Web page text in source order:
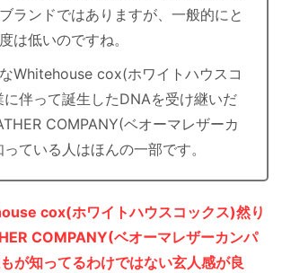
ランドではありますが、一般的にと
は低いのですね。
Whitehouse cox(ホワイトハウスコ
に伴って誕生したDNAを受け継いだ
COMPANY(ベオーマレザーカ
ている人はほんの一部です。
cox(ホワイトハウスコックス)然り
COMPANY(ベオーマレザーカンパ
が知ってるわけではない玄人感が良